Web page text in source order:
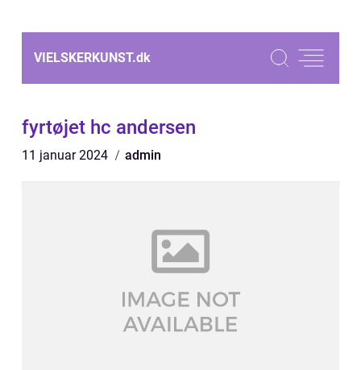
VIELSKERKUNST.dk
fyrtøjet hc andersen
11 januar 2024 admin